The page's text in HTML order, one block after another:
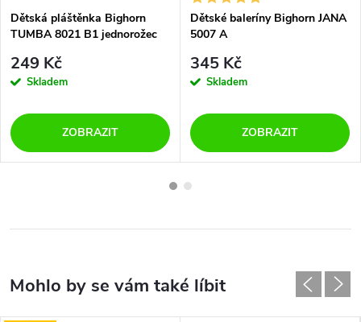
Dětská pláštěnka Bighorn
TUMBA 8021 B1 jednorožec
249 Kč
Skladem
ZOBRAZIT
Dětské baleríny Bighorn JANA
5007 A
345 Kč
Skladem
ZOBRAZIT